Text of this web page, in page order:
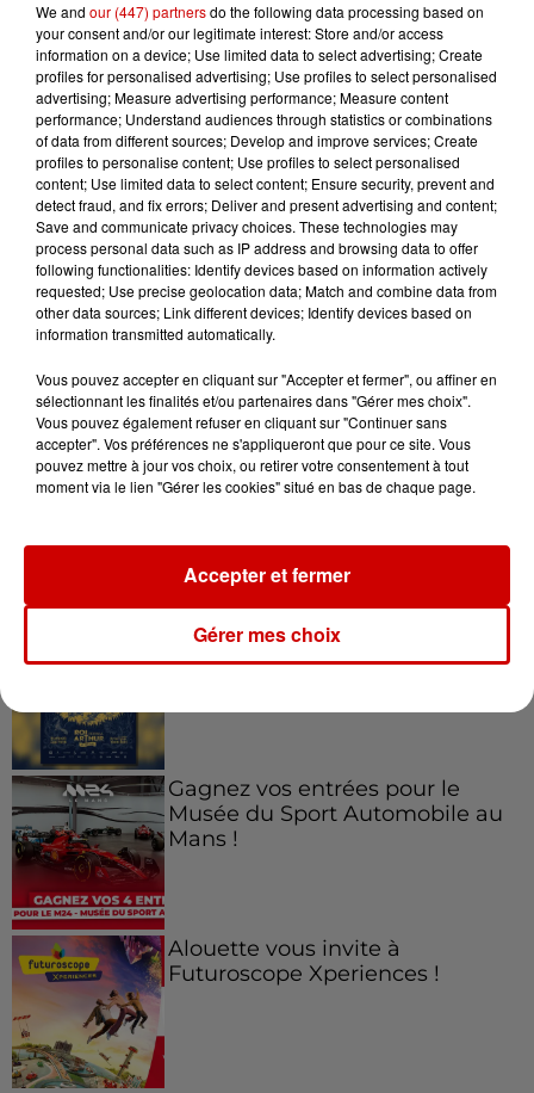
14h48
Vendre un chiot en animalerie
peut coûter très cher
14h03
Invasion de physalies sur des
plages du Sud-Ouest
À LA UNE : affaire Manon
Relandeau, musée cambriolé et
Amel Bent en...
Gagnez vos places pour le
Gagnez vos entrées pour le
Musée du Sport Automobile au
Mans !
Alouette vous invite à
Futuroscope Xperiences !
We and our (447) partnersdo the following data processing based on
your consent and/or our legitimate interest: Store and/or access
information on a device; Use limited data to select advertising; Create
profiles for personalised advertising; Use profiles to select personalised
advertising; Measure advertising performance; Measure content
performance; Understand audiences through statistics or combinations
of data from different sources; Develop and improve services; Create
profiles to personalise content; Use profiles to select personalised
content; Use limited data to select content; Ensure security, prevent and
detect fraud, and fix errors; Deliver and present advertising and content;
Save and communicate privacy choices. These technologies may
process personal data such as IP address and browsing data to offer
following functionalities: Identify devices based on information actively
requested; Use precise geolocation data; Match and combine data from
other data sources; Link different devices; Identify devices based on
information transmitted automatically.
Vous pouvez accepter en cliquant sur "Accepter et fermer", ou affiner en
sélectionnant les finalités et/ou partenaires dans "Gérer mes choix".
Vous pouvez également refuser en cliquant sur "Continuer sans
accepter". Vos préférences ne s'appliqueront que pour ce site. Vous
pouvez mettre à jour vos choix, ou retirer votre consentement à tout
moment via le lien "Gérer les cookies" situé en bas de chaque page.
Gérer mes choix
Accepter et fermer